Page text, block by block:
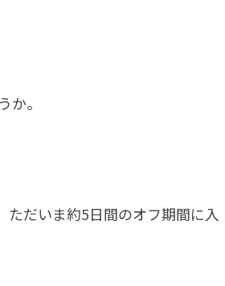
。
ただいま約5日間のオフ期間に入